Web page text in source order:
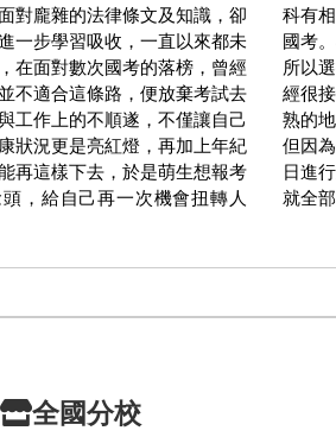
對龐雜的法律條文及知識，卻
一步學習吸收，一直以來都未
在面對數次國考的落榜，曾經
不適合這條路，便放棄考試去
工作上的不順遂，不僅讓自己
狀況更是亮紅燈，再加上年紀
再這樣下去，於是萌生想報考
，給自己再一次機會扭轉人
科有
國考
所以
經很
熟的
但因
日進
就全
全國分校